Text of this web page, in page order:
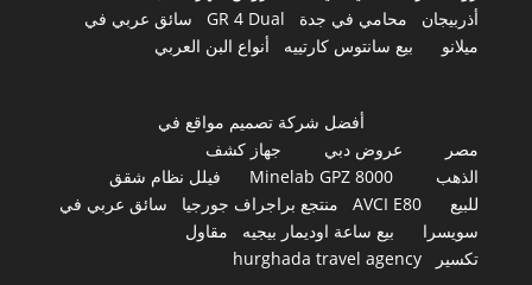
أذربيجان
محامي في جدة GR 4 Dual
سائق عربي في
ميلانو
بيع سانتوس كارتييه أنواع البن العربي
أفضل شركة تصميم مواقع في
مصر
عروض دبي
جهاز كشف
الذهب
Minelab GPZ 8000
فيلل نظام شقق
للبيع
AVCI E80 منتجع براجراف جورجيا
سائق عربي في
سويسرا
بيع ساعة اوديمار بيجيه
مقاول
تكسير
hurghada travel agency